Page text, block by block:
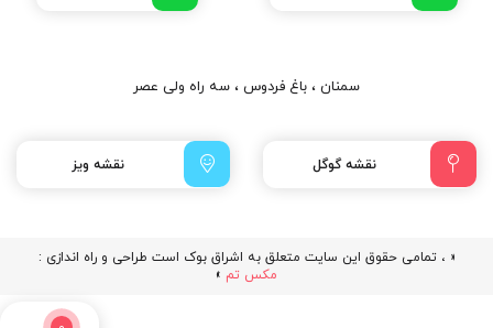
سمنان ، باغ فردوس ، سه راه ولی عصر
نقشه گوگل نقشه ویز
« ، تمامی حقوق این سایت متعلق به اشراق بوک است طراحی و راه اندازی :
مکس تم »